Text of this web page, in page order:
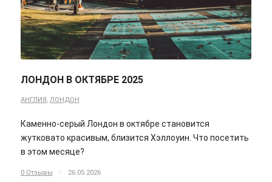
ЛОНДОН В ОКТЯБРЕ 2025
АНГЛИЯ , ЛОНДОН
Каменно-серый Лондон в октябре становится
жутковато красивым, близится Хэллоуин. Что посетить
в этом месяце?
0 Отзывы / 26.05.2026